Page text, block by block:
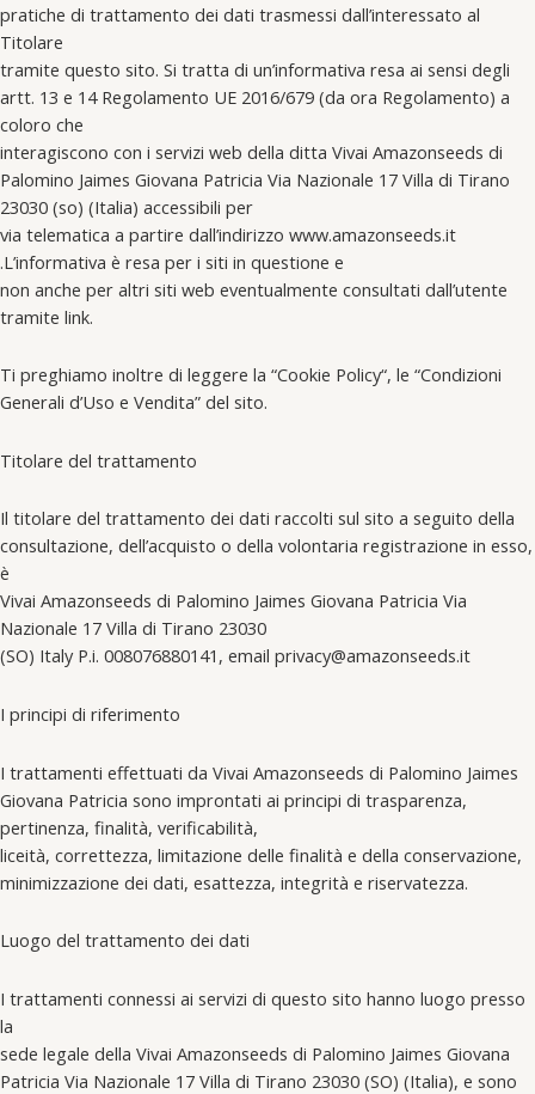
pratiche di trattamento dei dati trasmessi dall’interessato al
Titolare
tramite questo sito. Si tratta di un’informativa resa ai sensi degli
artt. 13 e 14 Regolamento UE 2016/679 (da ora Regolamento) a
coloro che
interagiscono con i servizi web della ditta Vivai Amazonseeds di
Palomino Jaimes Giovana Patricia Via Nazionale 17 Villa di Tirano
23030 (so) (Italia) accessibili per
via telematica a partire dall’indirizzo www.amazonseeds.it
.L’informativa è resa per i siti in questione e
non anche per altri siti web eventualmente consultati dall’utente
tramite link.
Ti preghiamo inoltre di leggere la “Cookie Policy“, le “Condizioni
Generali d’Uso e Vendita” del sito.
Titolare del trattamento
Il titolare del trattamento dei dati raccolti sul sito a seguito della
consultazione, dell’acquisto o della volontaria registrazione in esso,
è
Vivai Amazonseeds di Palomino Jaimes Giovana Patricia Via
Nazionale 17 Villa di Tirano 23030
(SO) Italy P.i. 008076880141, email privacy@amazonseeds.it
I principi di riferimento
I trattamenti effettuati da Vivai Amazonseeds di Palomino Jaimes
Giovana Patricia sono improntati ai principi di trasparenza,
pertinenza, finalità, verificabilità,
liceità, correttezza, limitazione delle finalità e della conservazione,
minimizzazione dei dati, esattezza, integrità e riservatezza.
Luogo del trattamento dei dati
I trattamenti connessi ai servizi di questo sito hanno luogo presso
la
sede legale della Vivai Amazonseeds di Palomino Jaimes Giovana
Patricia Via Nazionale 17 Villa di Tirano 23030 (SO) (Italia), e sono